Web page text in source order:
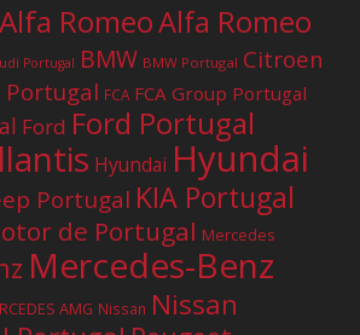
Alfa RomeoAlfa Romeo
Portugal BMW BMW Portugal Citroen
Portugal FCA FCA Group Portugal
Ford Ford Portugal
Hyundai Hyundai
Portugal KIA Portugal
de Portugal Mercedes
Mercedes-Benz
AMG Nissan Nissan